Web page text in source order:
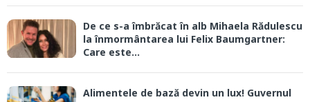
De ce s-a îmbrăcat în alb Mihaela Rădulescu
la înmormântarea lui Felix Baumgartner:
Care este...
Alimentele de bază devin un lux! Guvernul